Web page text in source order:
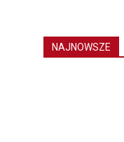
NAJNOWSZE